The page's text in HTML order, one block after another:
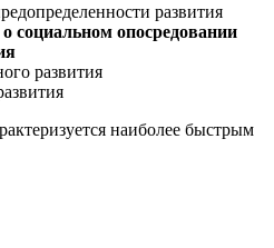
развития
социальном опосредовании
развития
наиболее быстрым